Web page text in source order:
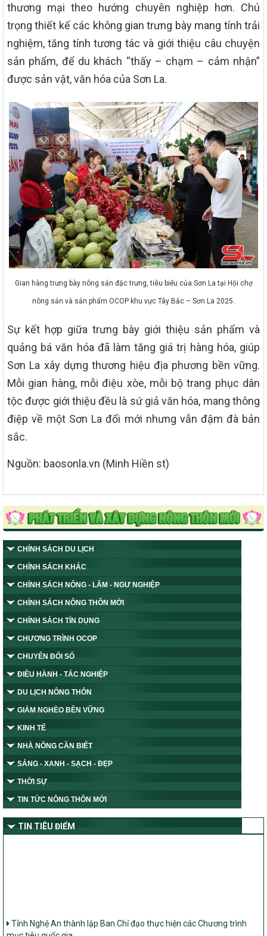
thương mại theo hướng chuyên nghiệp hơn. Chú
trọng thiết kế các không gian trưng bày mang tính trải
nghiệm, tăng tính tương tác và giới thiệu câu chuyện
sản phẩm, để du khách “thấy – chạm – cảm nhận”
được sản vật, văn hóa của Sơn La.
Gian hàng trưng bày nông sản đặc trưng, tiêu biểu của Sơn La tại Hội chợ
nông sản và sản phẩm OCOP khu vực Tây Bắc – Sơn La 2025.
Sự kết hợp giữa trưng bày giới thiệu sản phẩm và
quảng bá văn hóa đã làm tăng giá trị hàng hóa, giúp
Sơn La xây dựng thương hiệu địa phương bền vững.
Mỗi gian hàng, mỗi điệu xòe, mỗi bộ trang phục dân
tộc được giới thiệu đều là sứ giả văn hóa, mang thông
điệp về một Sơn La đổi mới nhưng vẫn đậm đà bản
sắc.
Nguồn: baosonla.vn (Minh Hiền st)
CHÍNH SÁCH DU LỊCH
CHÍNH SÁCH KHÁC
CHÍNH SÁCH NÔNG - LÂM - NGƯ NGHIỆP
CHÍNH SÁCH NÔNG THÔN MỚI
CHÍNH SÁCH TÍN DỤNG
CHƯƠNG TRÌNH OCOP
CHUYỂN ĐỔI SỐ
ĐIỀU HÀNH - TÁC NGHIỆP
DU LỊCH NÔNG THÔN
GIẢM NGHÈO BỀN VỮNG
KINH TẾ
NHÀ NÔNG CẦN BIẾT
SÁNG - XANH - SẠCH - ĐẸP
THỜI SỰ
TIN TỨC NÔNG THÔN MỚI
TIN TIÊU ĐIỂM
mục tiêu quốc gia